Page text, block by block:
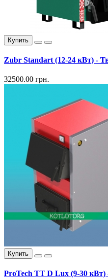
Купить
Zubr Standart (12-24 кВт) -
32500.00 грн.
Купить
ProTech TT D Lux (9-30